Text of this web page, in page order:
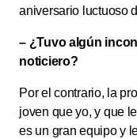
aniversario luctuoso
– ¿Tuvo algún
noticiero?
Por el contrario, la
joven que yo, y que
es un gran equipo y